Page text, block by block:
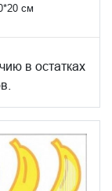
см
в остатках